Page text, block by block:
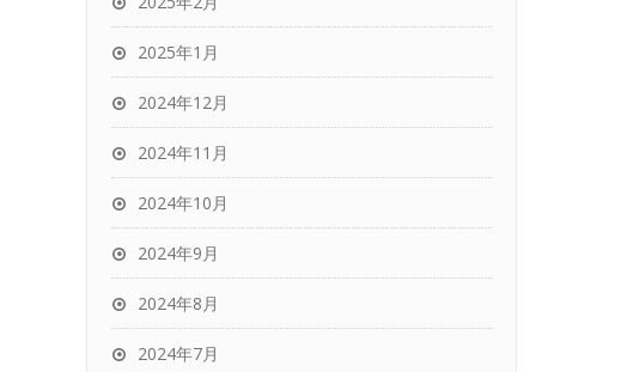
2025年1月
2024年12月
2024年11月
2024年10月
2024年9月
2024年8月
2024年7月